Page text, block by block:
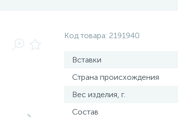
Код товара: 2191940
Вставки
Страна происхождения
Вес изделия, г.
Состав